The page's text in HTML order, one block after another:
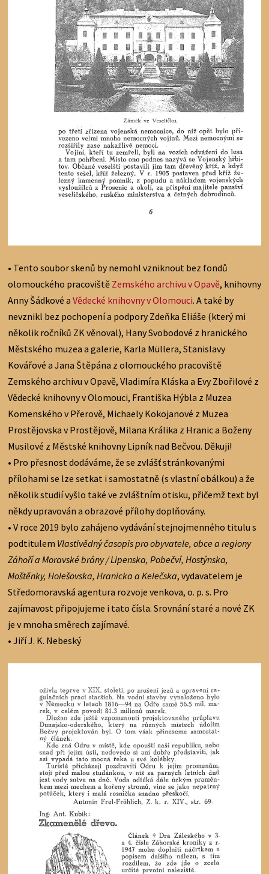
• Tento soubor skenů by nemohl vzniknout bez fondů
olomouckého pracoviště Zemského archivu v Opavě, knihovny
Anny Šádkové a Vědecké knihovny v Olomouci. A také by
nevznikl bez pochopení a podpory Zdeňka Eliáše (který mi
několik ročníků ZK věnoval), Hany Svobodové z hranického
Městského muzea a galerie, Karla Müllera, Stanislavy
Kovářové a Jana Štěpána z olomouckého pracoviště
Zemského archivu v Opavě, Vladimíra Kláska a Evy Zbořilové z
Vědecké knihovny v Olomouci, Františka Hýbla z Muzea
Komenského v Přerově, Michaely Kokojanové z Muzea
Prostějovska v Prostějově, Milana Králika z Hranic a Boženy
Musilové z Městské knihovny Lipník nad Bečvou. Děkuji!
• Pro přesnost dodáváme, že se zvlášť stránkovanými
přílohami se lze setkat i samostatně (s vlastní obálkou) a že
několik studií vyšlo také ve zvláštním otisku, přičemž text byl
někdy upravován a obrazové přílohy doplňovány.
• V roce 2019 bylo zahájeno vydávání stejnojmenného titulu s
podtitulem Vlastivědný časopis pro obyvatele, obce a regiony
Záhoří a Moravské brány / Lipenska, Pobečví, Hostýnska,
Moštěnky, Holešovska, Hranicka a Kelečska, vydavatelem je
Středomoravská agentura rozvoje venkova, o. p. s. Pro
zajímavost připojujeme i tato čísla. Srovnání staré a nové ZK
je v mnoha směrech zajímavé.
• Jiří J. K. Nebeský